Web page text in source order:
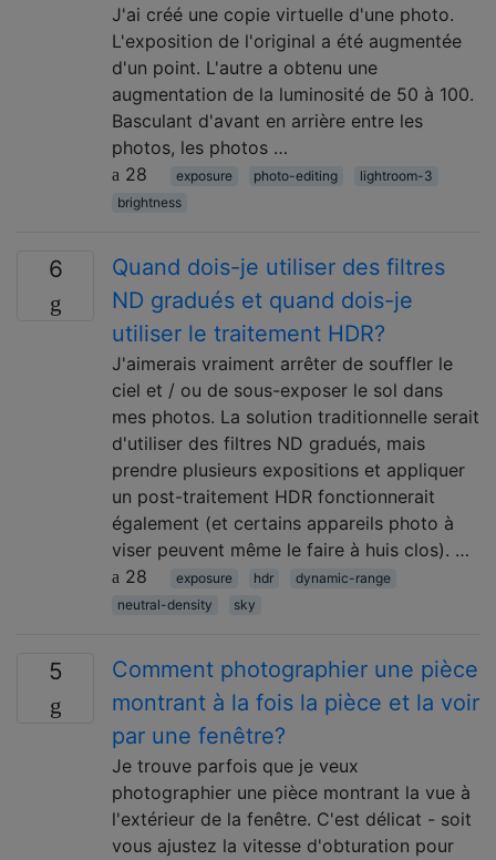
J'ai créé une copie virtuelle d'une photo.
L'exposition de l'original a été augmentée
d'un point. L'autre a obtenu une
augmentation de la luminosité de 50 à 100.
Basculant d'avant en arrière entre les
photos, les photos …
28
exposure photo-editing
lightroom-3
brightness
6
Quand dois-je utiliser des filtres
ND gradués et quand dois-je
utiliser le traitement HDR?
J'aimerais vraiment arrêter de souffler le
ciel et / ou de sous-exposer le sol dans
mes photos. La solution traditionnelle serait
d'utiliser des filtres ND gradués, mais
prendre plusieurs expositions et appliquer
un post-traitement HDR fonctionnerait
également (et certains appareils photo à
viser peuvent même le faire à huis clos). …
28
exposure hdr
dynamic-range
neutral-density
sky
5
Comment photographier une pièce
montrant à la fois la pièce et la voir
par une fenêtre?
Je trouve parfois que je veux
photographier une pièce montrant la vue à
l'extérieur de la fenêtre. C'est délicat - soit
vous ajustez la vitesse d'obturation pour